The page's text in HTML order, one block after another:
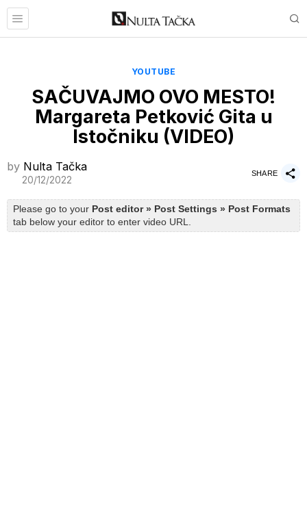
YOUTUBE
SAČUVAJMO OVO MESTO!
Margareta Petković Gita u
Istočniku (VIDEO)
by Nulta Tačka
20/12/2022
SHARE
Please go to your Post editor » Post Settings » Post Formats
tab below your editor to enter video URL.